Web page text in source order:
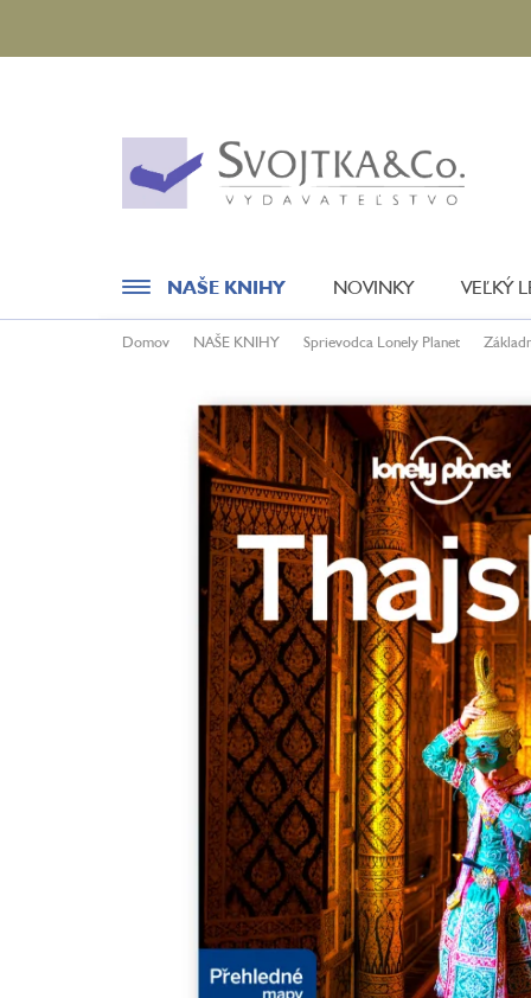
obsah
NAŠE KNIHY
Novinky
Minipédie
Aktivity / Samolepky
Rozprávky a príbehy
Lacné knihy
NOVINKY VEĽKÝ
Domov NAŠE KNIHY Sprievodca Lonely Planet